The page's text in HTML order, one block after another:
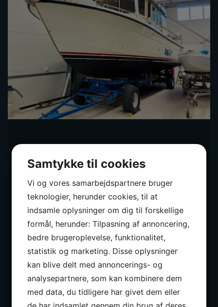
Samtykke til cookies
Vi og vores samarbejdspartnere bruger
teknologier, herunder cookies, til at
indsamle oplysninger om dig til forskellige
formål, herunder: Tilpasning af annoncering,
bedre brugeroplevelse, funktionalitet,
statistik og marketing. Disse oplysninger
kan blive delt med annoncerings- og
analysepartnere, som kan kombinere dem
med data, du tidligere har givet dem eller